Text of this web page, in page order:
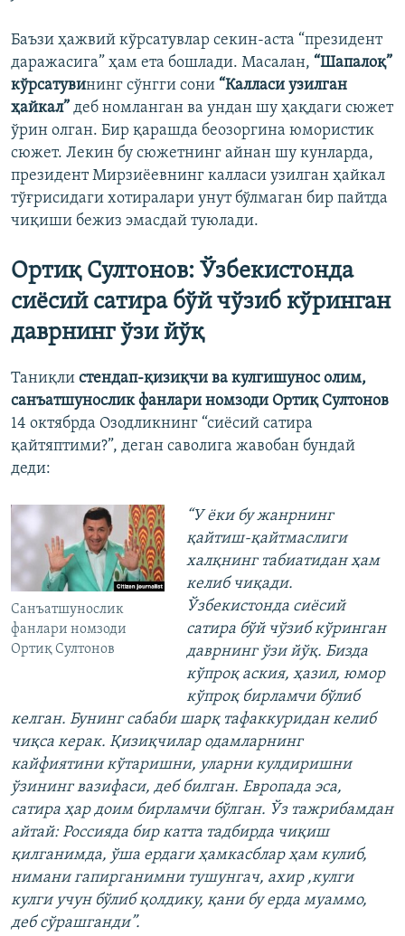
Баъзи ҳажвий кўрсатувлар секин-аста “президент
даражасига” ҳам ета бошлади. Масалан, “Шапалоқ”
кўрсатувининг сўнгги сони “Калласи узилган
ҳайкал” деб номланган ва ундан шу ҳақдаги сюжет
ўрин олган. Бир қарашда беозоргина юмористик
сюжет. Лекин бу сюжетнинг айнан шу кунларда,
президент Мирзиёевнинг калласи узилган ҳайкал
тўғрисидаги хотиралари унут бўлмаган бир пайтда
чиқиши бежиз эмасдай туюлади.
Ортиқ Султонов: Ўзбекистонда
сиёсий сатира бўй чўзиб кўринган
даврнинг ўзи йўқ
Таниқли стендап-қизиқчи ва кулгишунос олим,
санъатшунослик фанлари номзоди Ортиқ Султонов
14 октябрда Озодликнинг “сиёсий сатира
қайтяптими?”, деган саволига жавобан бундай
деди:
Санъатшунослик
фанлари номзоди
Ортиқ Султонов
“У ёки бу жанрнинг
қайтиш-қайтмаслиги
халқнинг табиатидан ҳам
келиб чиқади.
Ўзбекистонда сиёсий
сатира бўй чўзиб кўринган
даврнинг ўзи йўқ. Бизда
кўпроқ аския, ҳазил, юмор
кўпроқ бирламчи бўлиб
келган. Бунинг сабаби шарқ тафаккуридан келиб
чиқса керак. Қизиқчилар одамларнинг
кайфиятини кўтаришни, уларни кулдиришни
ўзининг вазифаси, деб билган. Европада эса,
сатира ҳар доим бирламчи бўлган. Ўз тажрибамдан
айтай: Россияда бир катта тадбирда чиқиш
қилганимда, ўша ердаги ҳамкасблар ҳам кулиб,
нимани гапирганимни тушунгач, ахир ,кулги
кулги учун бўлиб қолдику, қани бу ерда муаммо,
деб сўрашганди”.